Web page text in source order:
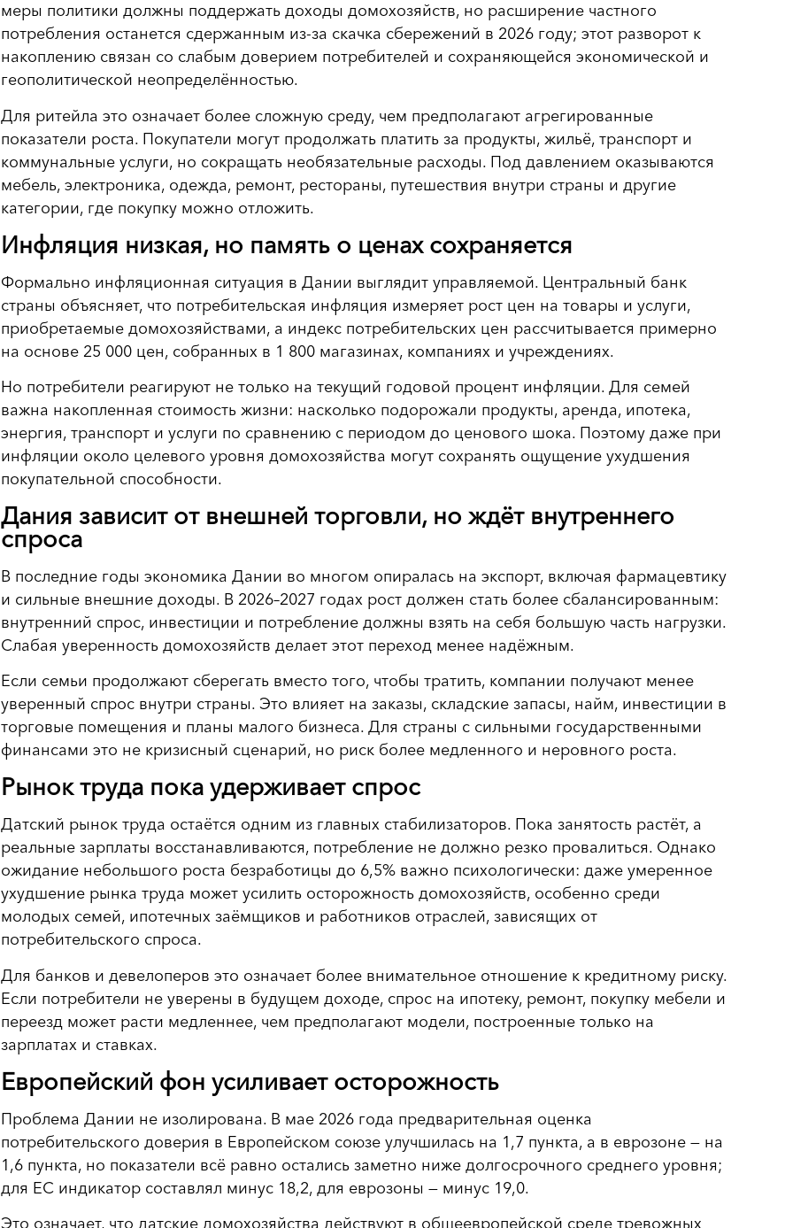
меры политики должны поддержать доходы домохозяйств, но расширение частного
потребления останется сдержанным из-за скачка сбережений в 2026 году; этот разворот к
накоплению связан со слабым доверием потребителей и сохраняющейся экономической и
геополитической неопределённостью.
Для ритейла это означает более сложную среду, чем предполагают агрегированные
показатели роста. Покупатели могут продолжать платить за продукты, жильё, транспорт и
коммунальные услуги, но сокращать необязательные расходы. Под давлением оказываются
мебель, электроника, одежда, ремонт, рестораны, путешествия внутри страны и другие
категории, где покупку можно отложить.
Инфляция низкая, но память о ценах сохраняется
Формально инфляционная ситуация в Дании выглядит управляемой. Центральный банк
страны объясняет, что потребительская инфляция измеряет рост цен на товары и услуги,
приобретаемые домохозяйствами, а индекс потребительских цен рассчитывается примерно
на основе 25 000 цен, собранных в 1 800 магазинах, компаниях и учреждениях.
Но потребители реагируют не только на текущий годовой процент инфляции. Для семей
важна накопленная стоимость жизни: насколько подорожали продукты, аренда, ипотека,
энергия, транспорт и услуги по сравнению с периодом до ценового шока. Поэтому даже при
инфляции около целевого уровня домохозяйства могут сохранять ощущение ухудшения
покупательной способности.
Дания зависит от внешней торговли, но ждёт внутреннего
спроса
В последние годы экономика Дании во многом опиралась на экспорт, включая фармацевтику
и сильные внешние доходы. В 2026–2027 годах рост должен стать более сбалансированным:
внутренний спрос, инвестиции и потребление должны взять на себя большую часть нагрузки.
Слабая уверенность домохозяйств делает этот переход менее надёжным.
Если семьи продолжают сберегать вместо того, чтобы тратить, компании получают менее
уверенный спрос внутри страны. Это влияет на заказы, складские запасы, найм, инвестиции в
торговые помещения и планы малого бизнеса. Для страны с сильными государственными
финансами это не кризисный сценарий, но риск более медленного и неровного роста.
Рынок труда пока удерживает спрос
Датский рынок труда остаётся одним из главных стабилизаторов. Пока занятость растёт, а
реальные зарплаты восстанавливаются, потребление не должно резко провалиться. Однако
ожидание небольшого роста безработицы до 6,5% важно психологически: даже умеренное
ухудшение рынка труда может усилить осторожность домохозяйств, особенно среди
молодых семей, ипотечных заёмщиков и работников отраслей, зависящих от
потребительского спроса.
Для банков и девелоперов это означает более внимательное отношение к кредитному риску.
Если потребители не уверены в будущем доходе, спрос на ипотеку, ремонт, покупку мебели и
переезд может расти медленнее, чем предполагают модели, построенные только на
зарплатах и ставках.
Европейский фон усиливает осторожность
Проблема Дании не изолирована. В мае 2026 года предварительная оценка
потребительского доверия в Европейском союзе улучшилась на 1,7 пункта, а в еврозоне — на
1,6 пункта, но показатели всё равно остались заметно ниже долгосрочного среднего уровня;
для ЕС индикатор составлял минус 18,2, для еврозоны — минус 19,0.
Это означает, что датские домохозяйства действуют в общеевропейской среде тревожных